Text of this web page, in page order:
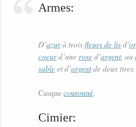
Armes:
D’azurà troisfleurs de lisd’or,
coeurd’unerosed’argent, au
sableet d’argentde deux tires.
Casque couronné.
Cimier: